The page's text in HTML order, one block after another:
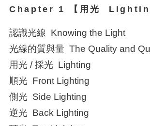
Chapter 1 【用光
認識光線 Knowing the Light
光線的質與量 The Quality and
用光 / 採光 Lighting
順光 Front Lighting
側光 Side Lighting
逆光 Back Lighting